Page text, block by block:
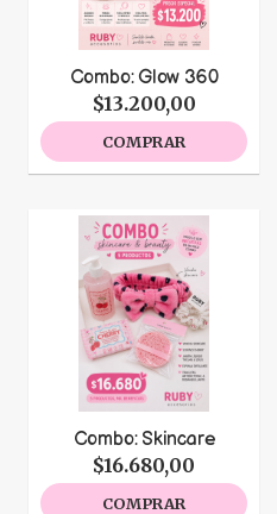
Combo: Glow 360
$13.200,00
COMPRAR
Combo: Skincare
$16.680,00
COMPRAR